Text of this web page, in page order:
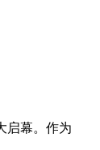
启幕。作为